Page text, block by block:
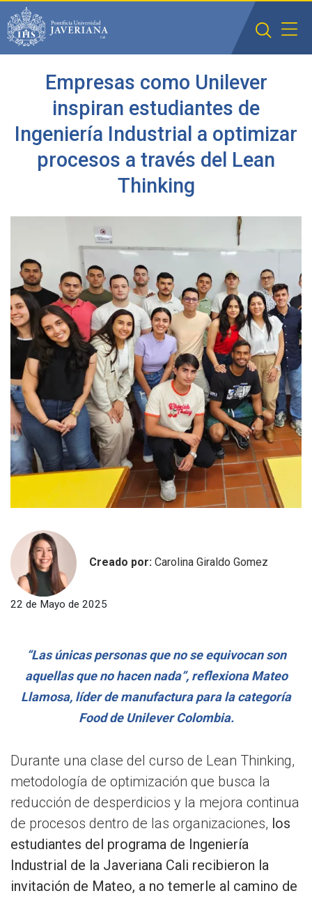
Saltar al contenido principal
Empresas como Unilever
inspiran estudiantes de
Ingeniería Industrial a optimizar
procesos a través del Lean
Thinking
Creado por: Carolina Giraldo Gomez
22 de Mayo de 2025
“Las únicas personas que no se equivocan son
aquellas que no hacen nada”, reflexiona Mateo
Llamosa, líder de manufactura para la categoría
Food de Unilever Colombia.
Durante una clase del curso de Lean Thinking,
metodología de optimización que busca la
reducción de desperdicios y la mejora continua
de procesos dentro de las organizaciones, los
estudiantes del programa de Ingeniería
Industrial de la Javeriana Cali recibieron la
invitación de Mateo, a no temerle al camino de